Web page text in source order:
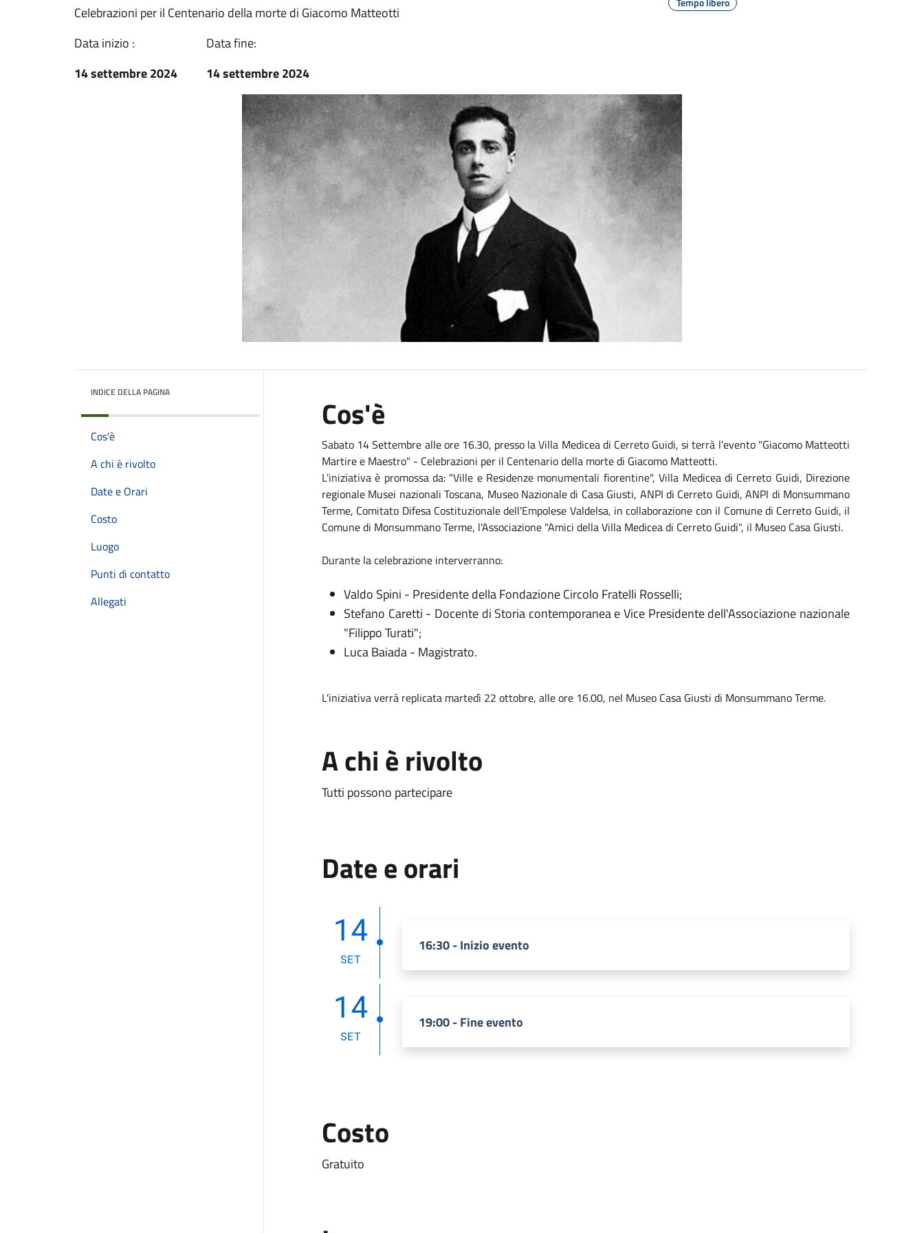
Celebrazioni per il Centenario della morte di Giacomo Matteotti
Data inizio :
14 settembre 2024
Data fine:
14 settembre 2024
INDICE DELLA PAGINA
Cos'è
A chi è rivolto
Date e Orari
Costo
Luogo
Punti di contatto
Allegati
Cos'è
Sabato 14 Settembre alle ore 16.30, presso la Villa Medicea di Cerreto Guidi, si terrà l'evento "Giacomo Matteotti
Martire e Maestro" - Celebrazioni per il Centenario della morte di Giacomo Matteotti.
L'iniziativa è promossa da: "Ville e Residenze monumentali fiorentine", Villa Medicea di Cerreto Guidi, Direzione
regionale Musei nazionali Toscana, Museo Nazionale di Casa Giusti, ANPI di Cerreto Guidi, ANPI di Monsummano
Terme, Comitato Difesa Costituzionale dell'Empolese Valdelsa, in collaborazione con il Comune di Cerreto Guidi, il
Comune di Monsummano Terme, l'Associazione "Amici della Villa Medicea di Cerreto Guidi", il Museo Casa Giusti.
Durante la celebrazione interverranno:
Valdo Spini - Presidente della Fondazione Circolo Fratelli Rosselli;
Stefano Caretti - Docente di Storia contemporanea e Vice Presidente dell'Associazione nazionale
"Filippo Turati";
Luca Baiada - Magistrato.
L'iniziativa verrà replicata martedì 22 ottobre, alle ore 16.00, nel Museo Casa Giusti di Monsummano Terme.
A chi è rivolto
Tutti possono partecipare
Date e orari
14
SET
16:30 - Inizio evento
14
SET
19:00 - Fine evento
Costo
Gratuito